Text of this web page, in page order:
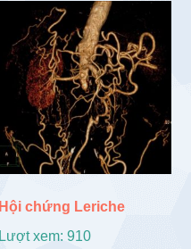
theo
mới
nhất
Hội chứng Leriche
Lượt xem: 910